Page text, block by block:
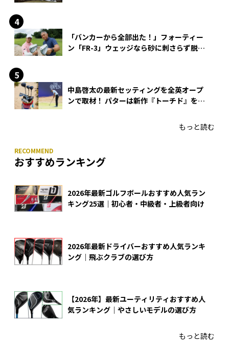
「バンカーから全部出た！」フォーティー
ン「FR-3」ウェッジなら砂に刺さらず脱出
中島啓太の最新セッティングを全英オープ
ンで取材！ パターは新作『トーチド』を投
もっと読む
おすすめランキング
2026年最新ゴルフボールおすすめ人気ラン
キング25選｜初心者・中級者・上級者向け
2026年最新ドライバーおすすめ人気ランキ
ング｜飛ぶクラブの選び方
【2026年】最新ユーティリティおすすめ人
気ランキング｜やさしいモデルの選び方
もっと読む